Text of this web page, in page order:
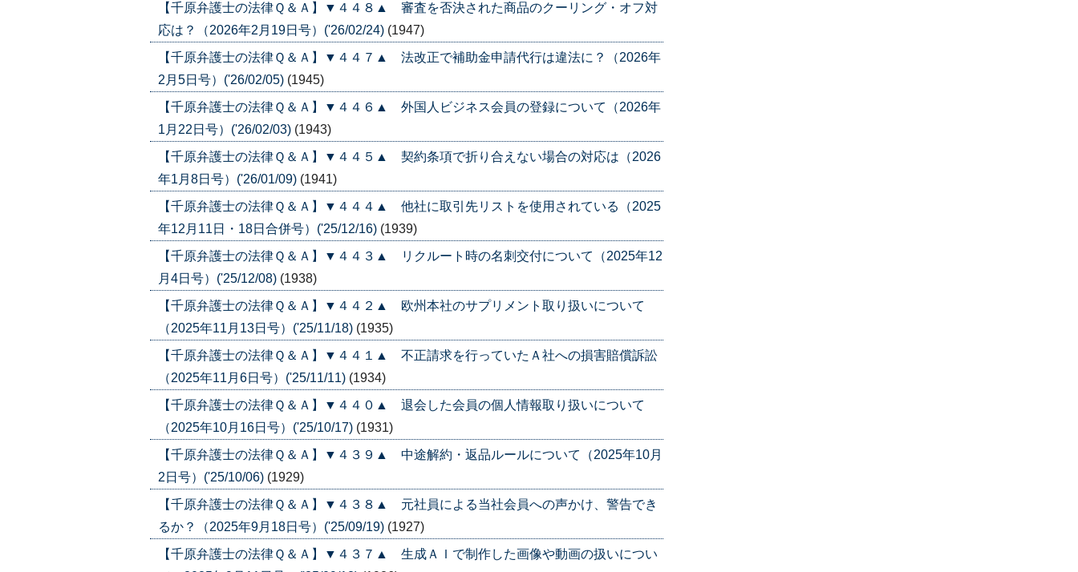
【千原弁護士の法律Ｑ＆Ａ】▼４４８▲ 審査を否決された商品のクーリング・オフ対
応は？（2026年2月19日号）('26/02/24) (1947)
【千原弁護士の法律Ｑ＆Ａ】▼４４７▲ 法改正で補助金申請代行は違法に？（2026年
2月5日号）('26/02/05) (1945)
【千原弁護士の法律Ｑ＆Ａ】▼４４６▲ 外国人ビジネス会員の登録について（2026年
1月22日号）('26/02/03) (1943)
【千原弁護士の法律Ｑ＆Ａ】▼４４５▲ 契約条項で折り合えない場合の対応は（2026
年1月8日号）('26/01/09) (1941)
【千原弁護士の法律Ｑ＆Ａ】▼４４４▲ 他社に取引先リストを使用されている（2025
年12月11日・18日合併号）('25/12/16) (1939)
【千原弁護士の法律Ｑ＆Ａ】▼４４３▲ リクルート時の名刺交付について（2025年12
月4日号）('25/12/08) (1938)
【千原弁護士の法律Ｑ＆Ａ】▼４４２▲ 欧州本社のサプリメント取り扱いについて
（2025年11月13日号）('25/11/18) (1935)
【千原弁護士の法律Ｑ＆Ａ】▼４４１▲ 不正請求を行っていたＡ社への損害賠償訴訟
（2025年11月6日号）('25/11/11) (1934)
【千原弁護士の法律Ｑ＆Ａ】▼４４０▲ 退会した会員の個人情報取り扱いについて
（2025年10月16日号）('25/10/17) (1931)
【千原弁護士の法律Ｑ＆Ａ】▼４３９▲ 中途解約・返品ルールについて（2025年10月
2日号）('25/10/06) (1929)
【千原弁護士の法律Ｑ＆Ａ】▼４３８▲ 元社員による当社会員への声かけ、警告でき
るか？（2025年9月18日号）('25/09/19) (1927)
【千原弁護士の法律Ｑ＆Ａ】▼４３７▲ 生成ＡＩで制作した画像や動画の扱いについ